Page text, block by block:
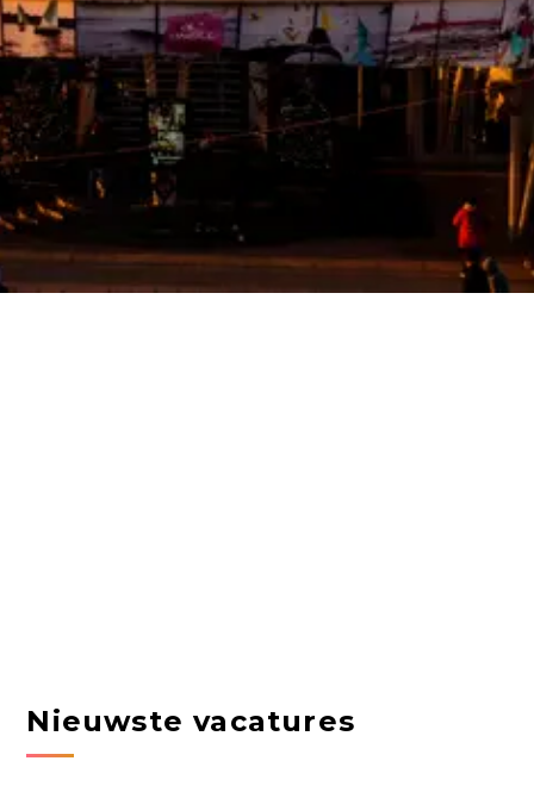
Nieuwste vacatures